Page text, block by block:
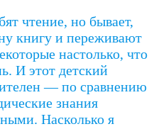
чтение, но бывает,
книгу и переживают
настолько, что
И этот детский
— по сравнению
знания
Насколько я